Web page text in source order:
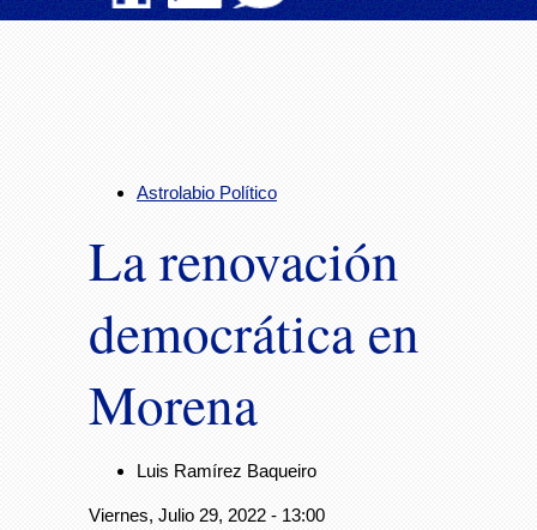
Astrolabio Político
La renovación
democrática en
Morena
Luis Ramírez Baqueiro
Viernes, Julio 29, 2022 - 13:00